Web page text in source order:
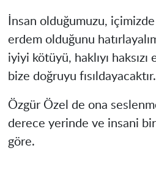
İnsan olduğumuzu,
erdem olduğunu
iyiyi kötüyü, haklıyı
bize doğruyu fısıldayacaktır.
Özgür Özel de ona
derece yerinde ve insani bir
göre.